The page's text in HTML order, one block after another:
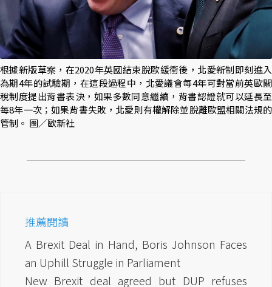
根據新版草案，在2020年英國結束脫歐緩衝後，北愛新制即刻進入
為期4年的試驗期，在這段過程中，北愛議會每4年可對當前英歐關
稅制度提出背書表決，如果多數同意繼續，背書認證就可以延長至
每8年一次；如果背書失敗，北愛則有權解除並脫離歐盟相關法規的
管制。 圖／歐新社
推薦閱讀
A Brexit Deal in Hand, Boris Johnson Faces
an Uphill Struggle in Parliament
New Brexit deal agreed but DUP refuses